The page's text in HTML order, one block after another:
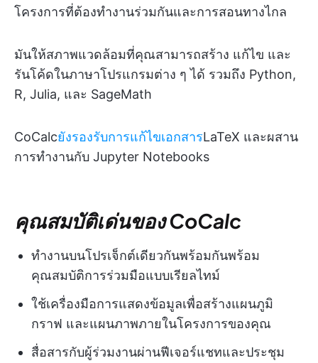
โครงการที่ต้องทำงานร่วมกันและการสอนทางไกล
มันให้สภาพแวดล้อมที่คุณสามารถสร้าง แก้ไข และ
รันโค้ดในภาษาโปรแกรมต่าง ๆ ได้ รวมถึง Python,
R, Julia, และ SageMath
CoCalcยังรองรับการแก้ไขเอกสารLaTeX และผสาน
การทำงานกับ Jupyter Notebooks
คุณสมบัติเด่นของ CoCalc
ทำงานบนโปรเจ็กต์เดียวกันพร้อมกันพร้อม
คุณสมบัติการร่วมมือแบบเรียลไทม์
ใช้เครื่องมือการแสดงข้อมูลเพื่อสร้างแผนภูมิ
กราฟ และแผนภาพภายในโครงการของคุณ
สื่อสารกับผู้ร่วมงานผ่านฟีเจอร์แชทและประชุม